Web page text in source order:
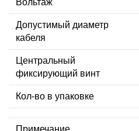
Допустимый диаметр
кабеля
Центральный
фиксирующий винт
Кол-во в упаковке
Примечание